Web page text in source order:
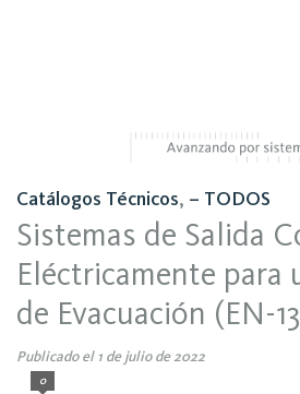
Catálogos Técnicos, – TODOS
Sistemas de Salida
Eléctricamente para
de Evacuación (EN-
Publicado el 1 de julio de 2022
0